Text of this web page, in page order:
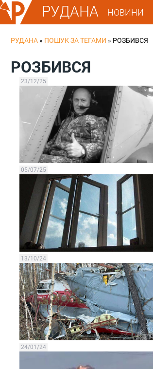
РУДАНА НОВИНИ
РУДАНА » ПОШУК ЗА ТЕГАМИ » РОЗБИВСЯ
РОЗБИВСЯ
23/12/25
05/07/25
13/10/24
24/01/24